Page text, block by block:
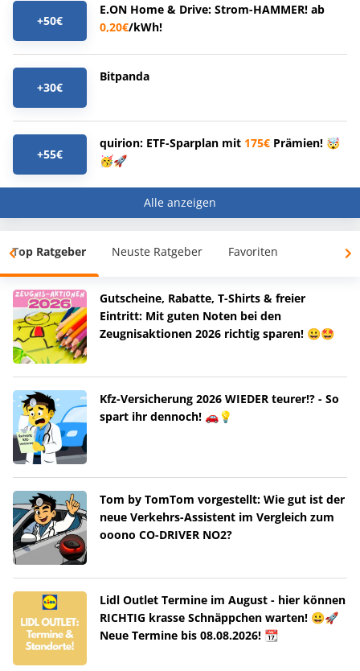
+50€
E.ON Home & Drive: Strom-HAMMER! ab
0,20€/kWh!
+30€
Bitpanda
+55€
quirion: ETF-Sparplan mit 175€ Prämien! 🤯
🥳🚀
Alle anzeigen
Top Ratgeber Neuste Ratgeber Favoriten
Gutscheine, Rabatte, T-Shirts & freier
Eintritt: Mit guten Noten bei den
Zeugnisaktionen 2026 richtig sparen! 😀🤩
Kfz-Versicherung 2026 WIEDER teurer!? - So
spart ihr dennoch! 🚗💡
Tom by TomTom vorgestellt: Wie gut ist der
neue Verkehrs-Assistent im Vergleich zum
ooono CO-DRIVER NO2?
Lidl Outlet Termine im August - hier können
RICHTIG krasse Schnäppchen warten! 😀🚀
Neue Termine bis 08.08.2026! 📆